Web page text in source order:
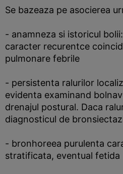
Se bazeaza pe asocierea
- anamneza si istoricul
caracter recurentce
pulmonare febrile
- persistenta ralurilor
evidenta examinand
drenajul postural. Daca
diagnosticul de
- bronhoreea purulenta
stratificata, eventual fetida